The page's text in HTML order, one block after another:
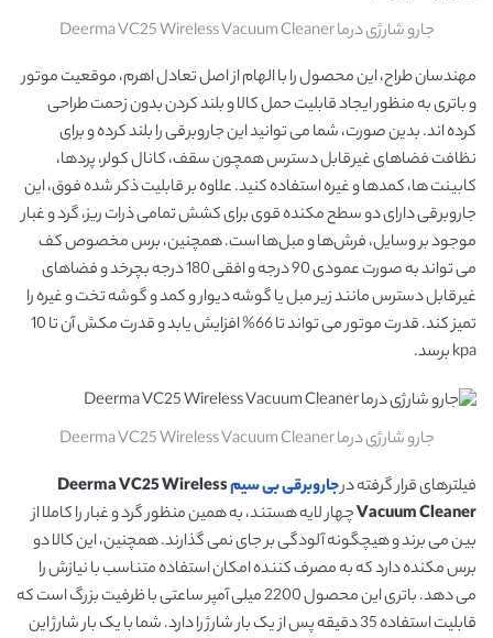
جارو شارژی درما Deerma VC25 Wireless Vacuum Cleaner
مهندسان طراح، این محصول را با الهام از اصل تعادل اهرم، موقعیت موتور
و باتری به منظور ایجاد قابلیت حمل کالا و بلند کردن بدون زحمت طراحی
کرده اند. بدین صورت، شما می توانید این جاروبرقی را بلند کرده و برای
نظافت فضاهای غیرقابل دسترس همچون سقف، کانال کولر، پردها،
کابینت ها، کمدها و غیره استفاده کنید. علاوه بر قابلیت ذکر شده فوق، این
جاروبرقی دارای دو سطح مکنده قوی برای کشش تمامی ذرات ریز، گرد و غبار
موجود بر وسایل، فرش‌ها و مبل‌ها است. همچنین، برس مخصوص کف
می تواند به صورت عمودی 90 درجه و افقی 180 درجه بچرخد و فضاهای
غیرقابل دسترس مانند زیر مبل یا گوشه دیوار و کمد و گوشه تخت و غیره را
تمیز کند. قدرت موتور می تواند تا 66% افزایش یابد و قدرت مکش آن تا 10
kpa برسد.
جارو شارژی درما Deerma VC25 Wireless Vacuum Cleaner
فیلترهای قرار گرفته درجاروبرقی بی سیمDeerma VC25 Wireless
Vacuum Cleanerچهار لایه هستند، به همین منظور گرد و غبار را کاملا از
بین می برند و هیچگونه آلودگی بر جای نمی گذارند. همچنین، این کالا دو
برس مکنده دارد که به مصرف کننده امکان استفاده متناسب با نیازش را
می دهد. باتری این محصول 2200 میلی آمپر ساعتی با ظرفیت بزرگ است که
قابلیت استفاده 35 دقیقه پس از یک بار شارژ را دارد. شما با یک بار شارژ این